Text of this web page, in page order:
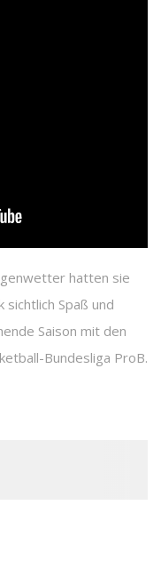
hatten sie
Spaß und
Saison mit den
Bundesliga ProB.